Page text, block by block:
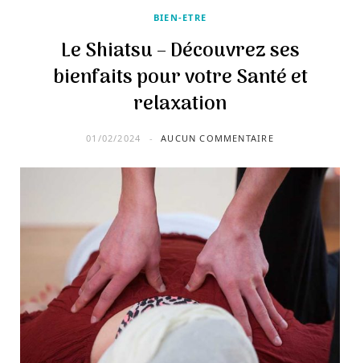
BIEN-ETRE
Le Shiatsu – Découvrez ses
bienfaits pour votre Santé et
relaxation
01/02/2024 AUCUN COMMENTAIRE